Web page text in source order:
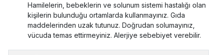
Hamilelerin, bebeklerin ve solunum sistemi hastalığı olan
kişilerin bulunduğu ortamlarda kullanmayınız. Gıda
maddelerinden uzak tutunuz. Doğrudan solumayınız,
vücuda temas ettirmeyiniz. Alerjiye sebebiyet verebilir.